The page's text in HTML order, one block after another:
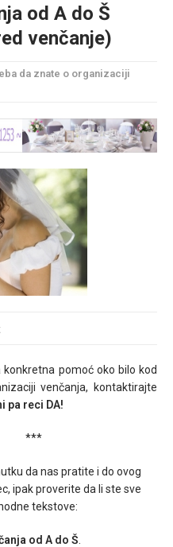
polovina zauvek pamtiti
od A do Š
venčanje)
da znate o organizaciji
pomoć oko bilo kod
venčanja, kontaktirajte
pa reci DA!
***
da nas pratite i do ovog
ipak proverite da li ste sve
tekstove:
od A do Š